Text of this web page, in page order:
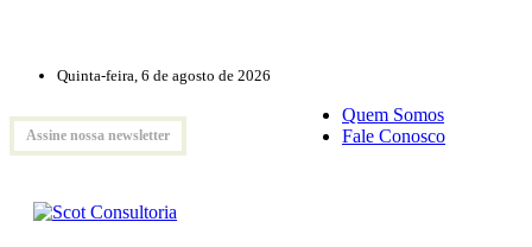
Quinta-feira, 6 de agosto de 2026
Assine nossa newsletter
Quem Somos
Fale Conosco